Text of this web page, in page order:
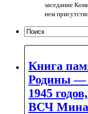
заседание
нем
Книга
Родины —
1945
ВСЧ